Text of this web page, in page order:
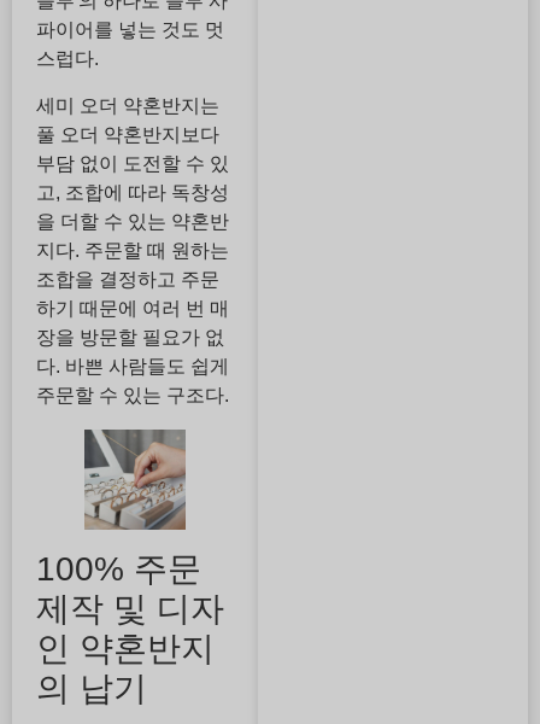
파이어를 넣는 것도 멋
스럽다.
세미 오더 약혼반지는
풀 오더 약혼반지보다
부담 없이 도전할 수 있
고, 조합에 따라 독창성
을 더할 수 있는 약혼반
지다. 주문할 때 원하는
조합을 결정하고 주문
하기 때문에 여러 번 매
장을 방문할 필요가 없
다. 바쁜 사람들도 쉽게
주문할 수 있는 구조다.
100% 주문
제작 및 디자
인 약혼반지
의 납기